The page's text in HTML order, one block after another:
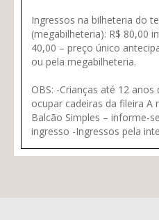
Ingressos na bilheteria do
(megabilheteria): R$ 80,00
40,00 – preço único
ou pela megabilheteria.
OBS: -Crianças até 12
ocupar cadeiras da fileira A
Balcão Simples – informe-
ingresso -Ingressos pela